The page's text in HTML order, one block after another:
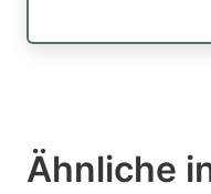
Ähnliche